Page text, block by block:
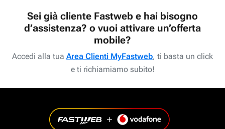
Sei già cliente Fastweb e hai bisogno
d’assistenza? o vuoi attivare un’offerta
mobile?
Accedi alla tua Area Clienti MyFastweb, ti basta un click
e ti richiamiamo subito!